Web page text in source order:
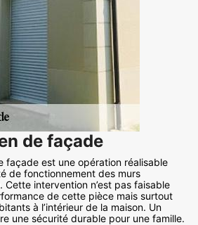
de façade
façade est une opération réalisable
de fonctionnement des murs
Cette intervention n’est pas faisable
de cette pièce mais surtout
à l’intérieur de la maison. Un
une sécurité durable pour une famille.